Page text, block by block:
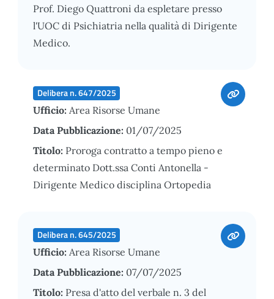
Prof. Diego Quattroni da espletare presso
l'UOC di Psichiatria nella qualità di Dirigente
Medico.
Delibera n. 647/2025
Ufficio: Area Risorse Umane
Data Pubblicazione: 01/07/2025
Titolo: Proroga contratto a tempo pieno e
determinato Dott.ssa Conti Antonella -
Dirigente Medico disciplina Ortopedia
Delibera n. 645/2025
Ufficio: Area Risorse Umane
Data Pubblicazione: 07/07/2025
Titolo: Presa d'atto del verbale n. 3 del